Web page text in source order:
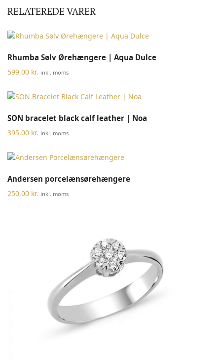
RELATEREDE VARER
Rhumba Sølv Ørehængere | Aqua Dulce
599,00 kr. inkl. moms
SON bracelet black calf leather | Noa
395,00 kr. inkl. moms
Andersen porcelænsørehængere
250,00 kr. inkl. moms